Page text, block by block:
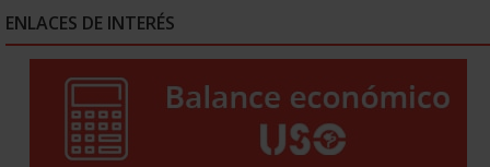
ENLACES DE INTERÉS